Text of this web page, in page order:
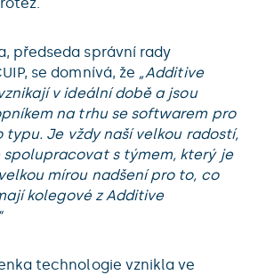
předseda správní rady
se domnívá, že „Additive
v ideální době a jsou
na trhu se softwarem pro
typu. Je vždy naší velkou radostí,
spolupracovat s týmem, který je
mírou nadšení pro to, co
kolegové z Additive
technologie vznikla ve